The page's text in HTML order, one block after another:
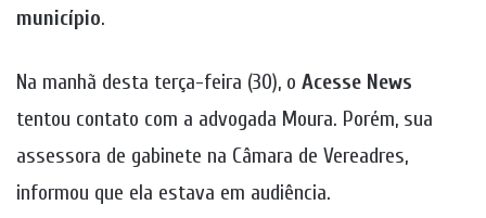
município.
Na manhã desta terça-feira (30), o Acesse News
tentou contato com a advogada Moura. Porém, sua
assessora de gabinete na Câmara de Vereadres,
informou que ela estava em audiência.